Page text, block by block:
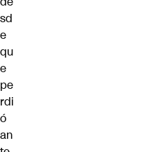
sd
e
qu
e
pe
rdi
ó
an